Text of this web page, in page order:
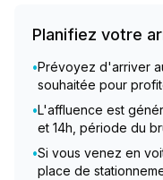
Planifiez votre
•Prévoyez d'arriver
souhaitée pour
•L'affluence est
et 14h, période du
•Si vous venez en
place de